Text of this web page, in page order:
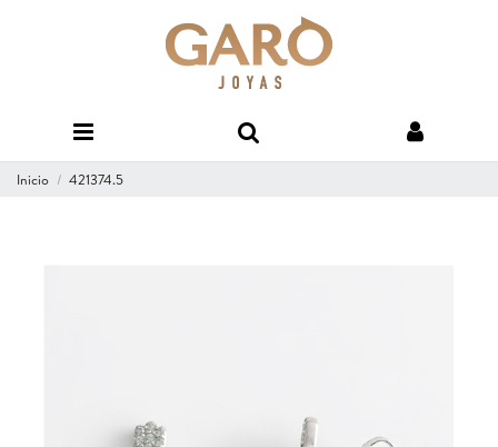
Inicio 421374.5